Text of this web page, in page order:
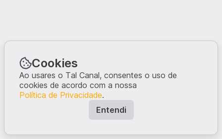
Cookies
Ao usares o Tal Canal, consentes o uso de
cookies de acordo com a nossa
Política de Privacidade.
Entendi